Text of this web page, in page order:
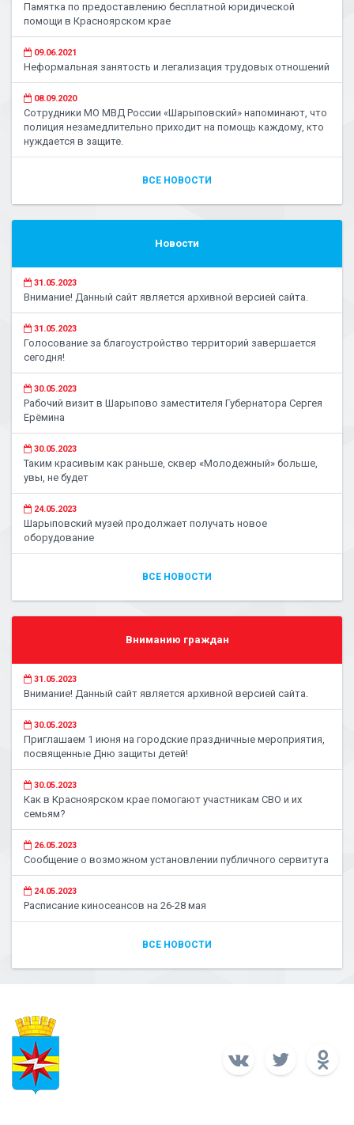
Памятка по предоставлению бесплатной юридической
помощи в Красноярском крае
09.06.2021
Неформальная занятость и легализация трудовых отношений
08.09.2020
Сотрудники МО МВД России «Шарыповский» напоминают, что
полиция незамедлительно приходит на помощь каждому, кто
нуждается в защите.
ВСЕ НОВОСТИ
Новости
31.05.2023
Внимание! Данный сайт является архивной версией сайта.
31.05.2023
Голосование за благоустройство территорий завершается
сегодня!
30.05.2023
Рабочий визит в Шарыпово заместителя Губернатора Сергея
Ерёмина
30.05.2023
Таким красивым как раньше, сквер «Молодежный» больше,
увы, не будет
24.05.2023
Шарыповский музей продолжает получать новое
оборудование
ВСЕ НОВОСТИ
Вниманию граждан
31.05.2023
Внимание! Данный сайт является архивной версией сайта.
30.05.2023
Приглашаем 1 июня на городские праздничные мероприятия,
посвященные Дню защиты детей!
30.05.2023
Как в Красноярском крае помогают участникам СВО и их
семьям?
26.05.2023
Сообщение о возможном установлении публичного сервитута
24.05.2023
Расписание киносеансов на 26-28 мая
ВСЕ НОВОСТИ